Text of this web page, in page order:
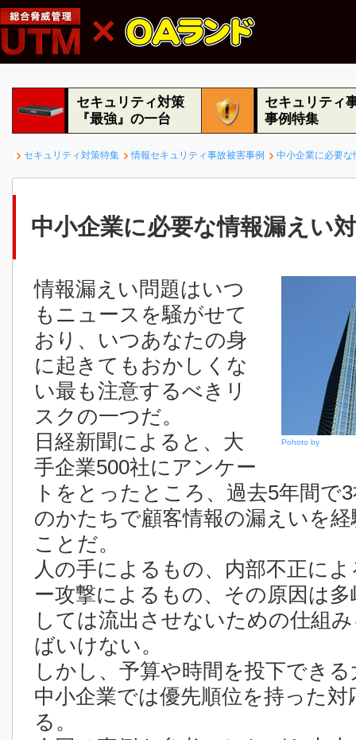
セキュリティ対策
『最強』の一台
セキュリティ
事例特集
セキュリティ対策特集 情報セキュリティ事故被害事例 中小企業に必要な
中小企業に必要な情報漏えい
Pohoto by
情報漏えい問題はいつ
もニュースを騒がせて
おり、いつあなたの身
に起きてもおかしくな
い最も注意するべきリ
スクの一つだ。
日経新聞によると、大
手企業500社にアンケー
トをとったところ、過去5年間で
のかたちで顧客情報の漏えいを
ことだ。
人の手によるもの、内部不正に
ー攻撃によるもの、その原因は
しては流出させないための仕組
ばいけない。
しかし、予算や時間を投下でき
中小企業では優先順位を持った
る。